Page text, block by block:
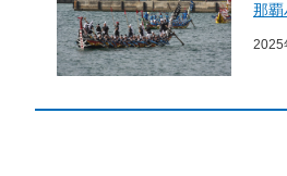
那覇
2025